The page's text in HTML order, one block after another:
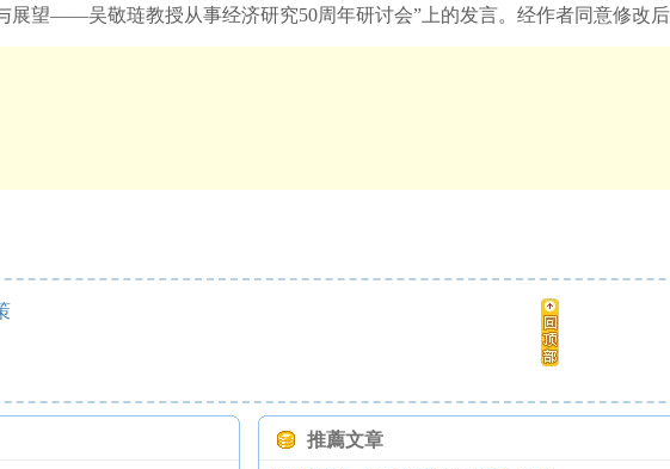
展望——吴敬琏教授从事经济研究50周年研讨会”上的发言。经作者同意修
推薦文章